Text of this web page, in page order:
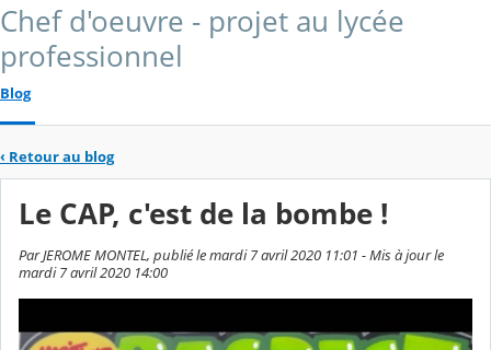
Chef d'oeuvre - projet au lycée
professionnel
Blog
‹ Retour au blog
Le CAP, c'est de la bombe !
Par JEROME MONTEL, publié le mardi 7 avril 2020 11:01 - Mis à jour le
mardi 7 avril 2020 14:00